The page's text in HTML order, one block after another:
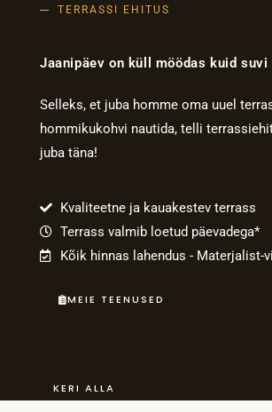
TERRASSI EHITUS
Jaanipäev on küll möödas kuid suvi
Selleks, et juba homme oma uuel
hommikukohvi nautida, telli
juba täna!
Kvaliteetne ja kauakestev terrass
Terrass valmib loetud päevadega*
Kõik hinnas lahendus - Materjalist-
MEIE TEENUSED
KERI ALLA